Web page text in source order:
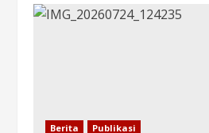
Berita Publikasi